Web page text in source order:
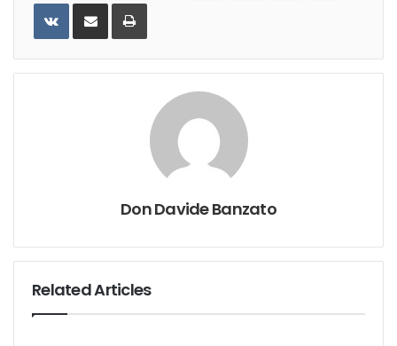
VKontakteShare
Email
Print
Don Davide Banzato
Related Articles